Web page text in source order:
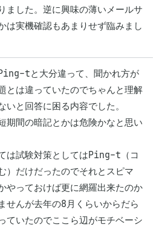
ました。逆に興味の薄いメールサ
は実機確認もあまりせず臨みまし
tと大分違って、聞かれ方が
とは違っていたのでちゃんと理解
いと回答に困る内容でした。
期間の暗記とかは危険かなと思い
は試験対策としてはPing-t（コ
）だけだったのでそれとスピマ
やっておけば更に網羅出来たのか
せんが去年の8月くらいからだら
ていたのでここら辺がモチベーシ